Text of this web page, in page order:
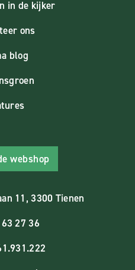
in de kijker
ons
blog
webshop
11, 3300 Tienen
27 36